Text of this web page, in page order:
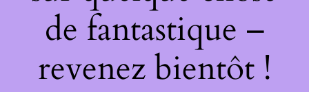
de fantastique –
revenez bientôt !